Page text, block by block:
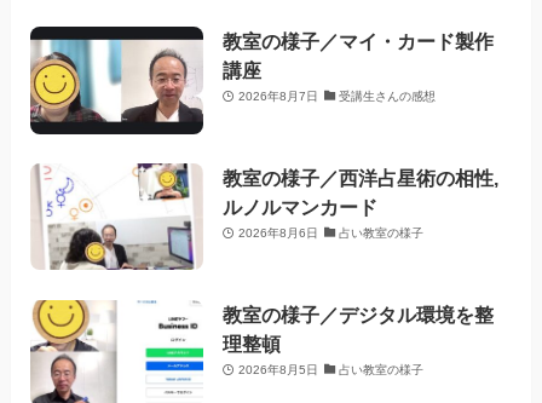
教室の様子／マイ・カード製作
講座
2026年8月7日 受講生さんの感想
教室の様子／西洋占星術の相性,
ルノルマンカード
2026年8月6日 占い教室の様子
教室の様子／デジタル環境を整
理整頓
2026年8月5日 占い教室の様子